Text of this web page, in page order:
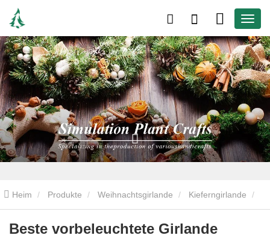
Heim Produkte Weihnachtsgirlande Kieferngirlande
Beste vorbeleuchtete Girlande
Beste vorbeleuchtete Girlande